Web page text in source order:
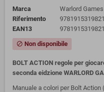
Marca
Warlord Games
Riferimento
9781915319821
EAN13
9781915319821
block Non disponibile
BOLT ACTION regole per
seconda eidzione WARLORD
Manuale a colori per Bolt